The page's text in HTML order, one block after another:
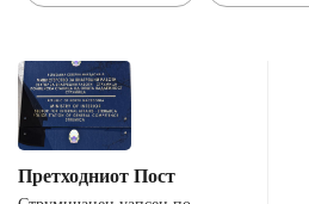
Претходниот Пост